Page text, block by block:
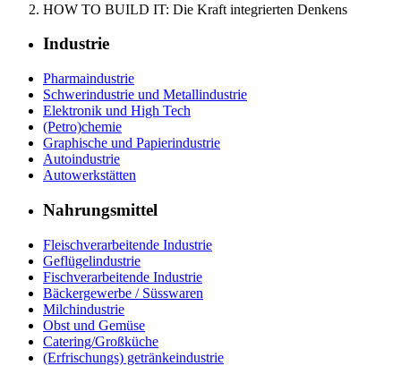
HOW TO BUILD IT: Die Kraft integrierten Denkens
Industrie
Pharmaindustrie
Schwerindustrie und Metallindustrie
Elektronik und High Tech
(Petro)chemie
Graphische und Papierindustrie
Autoindustrie
Autowerkstätten
Nahrungsmittel
Fleischverarbeitende Industrie
Geflügelindustrie
Fischverarbeitende Industrie
Bäckergewerbe / Süsswaren
Milchindustrie
Obst und Gemüse
Catering/Großküche
(Erfrischungs) getränkeindustrie